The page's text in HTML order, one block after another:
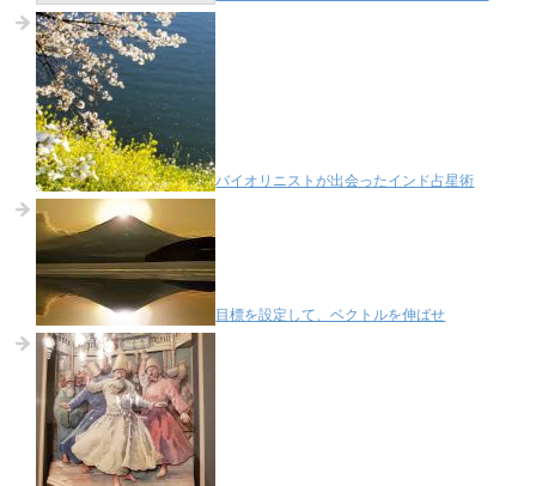
バイオリニストが出会ったインド占星術
目標を設定して、ベクトルを伸ばせ